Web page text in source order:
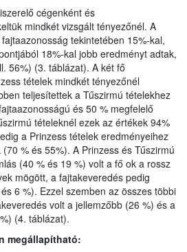
cégenként és
mindkét vizsgált tényezőnél. A
tekintetében 15%-kal,
18%-kal jobb eredményt adtak,
56%) (3. táblázat). A két fő
tételek mindkét tényezőnél
teljesítettek a Tűszirmú tételekhez
és 50 % megfelelő
tételeknél ezek az értékek 94%
a Prinzess tételek eredményeihez
% és 55%). A Prinzess és Tűszirmú
(40 % és 19 %) volt a fő ok a rossz
mögött, a fajtakeveredés pedig
6 %). Ezzel szemben az összes többi
volt a jellemzőbb (26 %) és a
(4. táblázat).
megállapítható: